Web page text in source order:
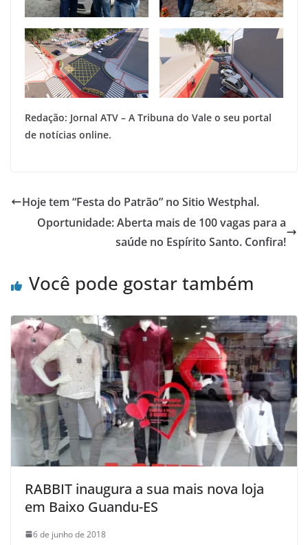
Redação: Jornal ATV – A Tribuna do Vale o seu portal
de notícias online.
Hoje tem “Festa do Patrão” no Sitio Westphal.
Oportunidade: Aberta mais de 100 vagas para a
saúde no Espírito Santo. Confira!
Você pode gostar também
RABBIT inaugura a sua mais nova loja
em Baixo Guandu-ES
6 de junho de 2018